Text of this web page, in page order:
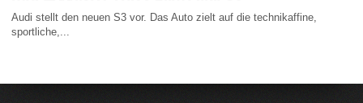
Audi stellt den neuen S3 vor. Das Auto zielt auf die technikaffine,
sportliche,...